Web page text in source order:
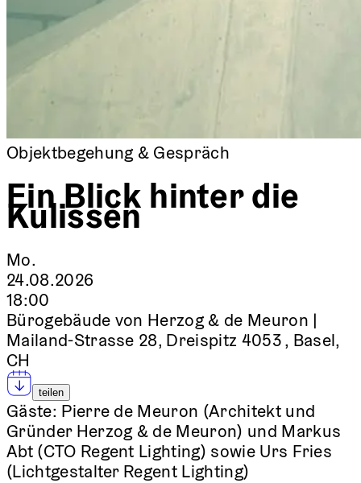
Objektbegehung & Gespräch
Ein Blick hinter die
Kulissen
Mo.
24.08.2026
18:00
Bürogebäude von Herzog & de Meuron |
Mailand-Strasse 28, Dreispitz 4053 , Basel,
CH
teilen
Gäste: Pierre de Meuron (Architekt und
Gründer Herzog & de Meuron) und Markus
Abt (CTO Regent Lighting) sowie Urs Fries
(Lichtgestalter Regent Lighting)